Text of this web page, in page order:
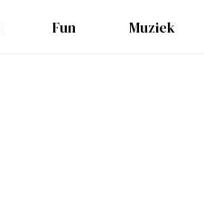
Fun Muziek